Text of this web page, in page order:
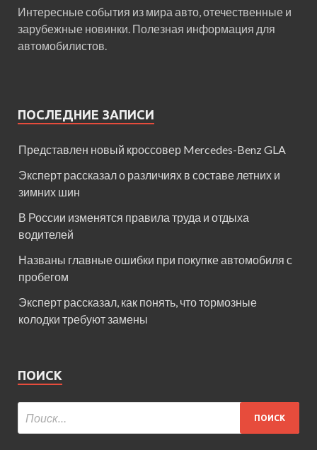
Интересные события из мира авто, отечественные и
зарубежные новинки. Полезная информация для
автомобилистов.
ПОСЛЕДНИЕ ЗАПИСИ
Представлен новый кроссовер Mercedes-Benz GLA
Эксперт рассказал о различиях в составе летних и
зимних шин
В России изменятся правила труда и отдыха
водителей
Названы главные ошибки при покупке автомобиля с
пробегом
Эксперт рассказал, как понять, что тормозные
колодки требуют замены
ПОИСК